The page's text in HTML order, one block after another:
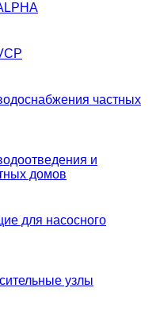
частных
и
домов
для насосного
узлы